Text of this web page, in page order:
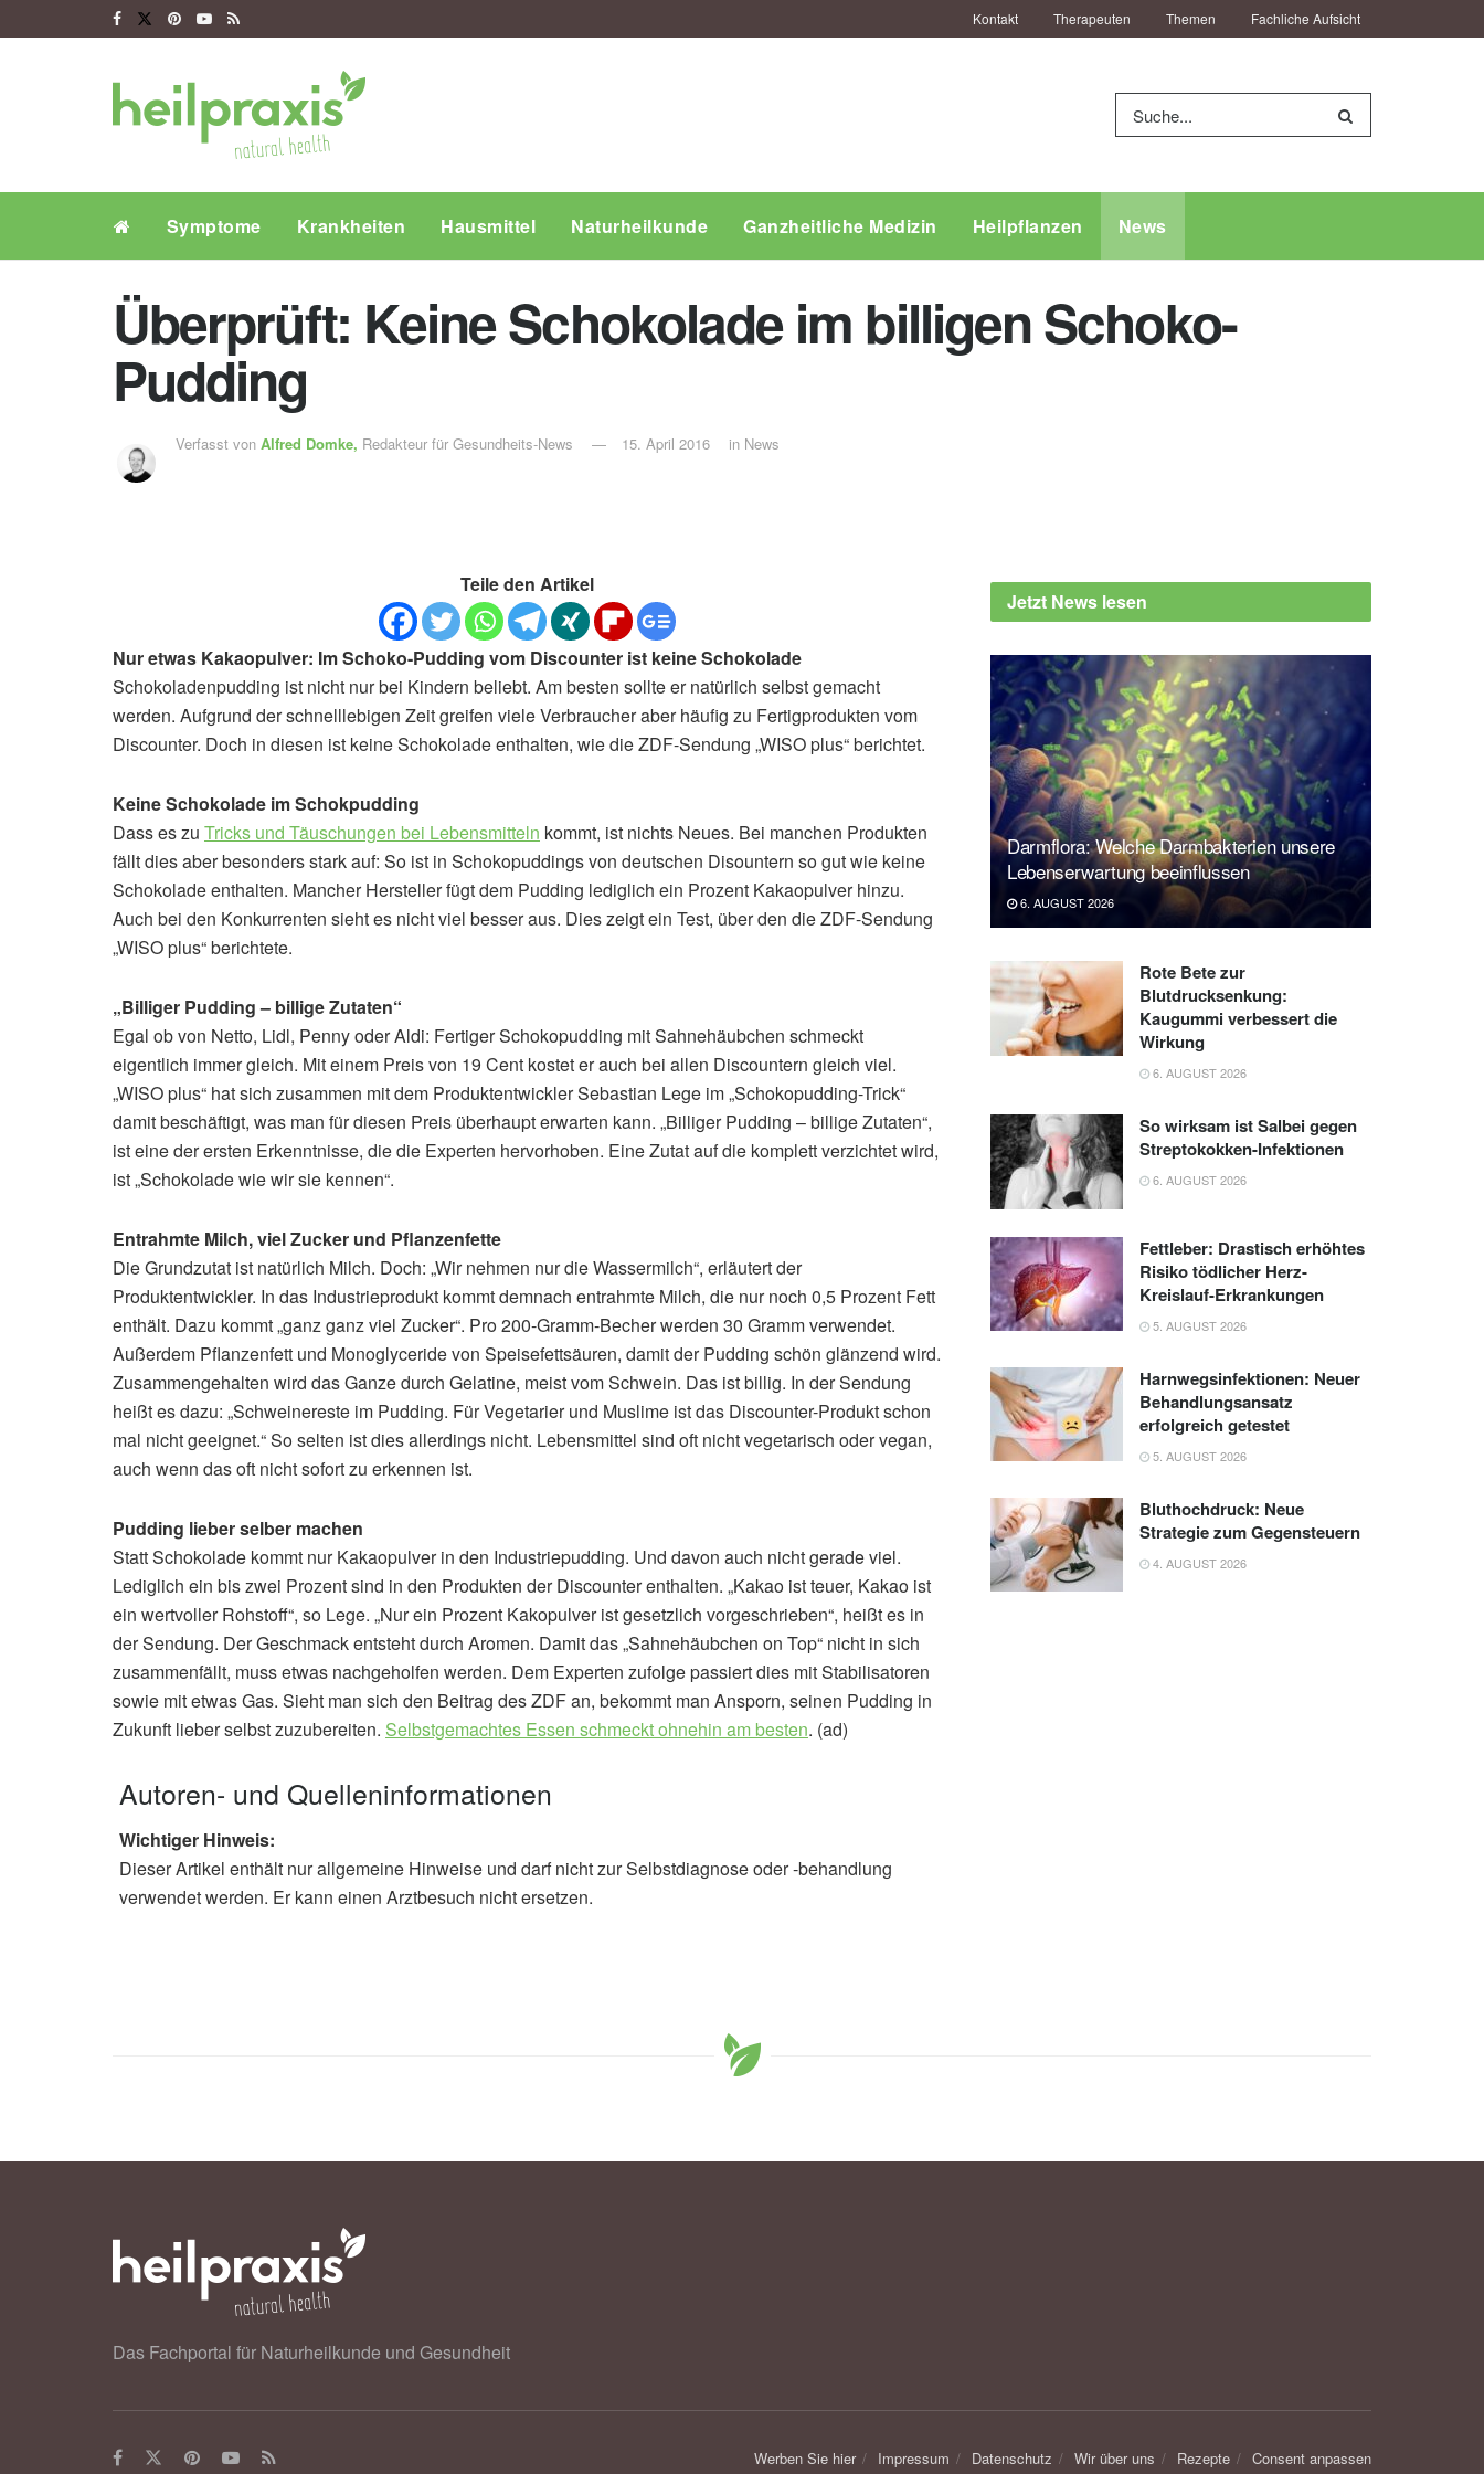
Kontakt Therapeuten Themen Fachliche Aufsicht
Symptome Krankheiten Hausmittel Naturheilkunde Ganzheitliche Medizin Heilpflanzen News
Überprüft: Keine Schokolade im billigen Schoko-
Pudding
Verfasst von Alfred Domke, Redakteur für Gesundheits-News 15. April 2016 in News
Teile den Artikel
Nur etwas Kakaopulver: Im Schoko-Pudding vom Discounter ist keine Schokolade
Schokoladenpudding ist nicht nur bei Kindern beliebt. Am besten sollte er natürlich selbst gemacht
werden. Aufgrund der schnelllebigen Zeit greifen viele Verbraucher aber häufig zu Fertigprodukten vom
Discounter. Doch in diesen ist keine Schokolade enthalten, wie die ZDF-Sendung „WISO plus“ berichtet.
Keine Schokolade im Schokpudding
Dass es zu Tricks und Täuschungen bei Lebensmitteln kommt, ist nichts Neues. Bei manchen Produkten
fällt dies aber besonders stark auf: So ist in Schokopuddings von deutschen Disountern so gut wie keine
Schokolade enthalten. Mancher Hersteller fügt dem Pudding lediglich ein Prozent Kakaopulver hinzu.
Auch bei den Konkurrenten sieht es nicht viel besser aus. Dies zeigt ein Test, über den die ZDF-Sendung
„WISO plus“ berichtete.
„Billiger Pudding – billige Zutaten“
Egal ob von Netto, Lidl, Penny oder Aldi: Fertiger Schokopudding mit Sahnehäubchen schmeckt
eigentlich immer gleich. Mit einem Preis von 19 Cent kostet er auch bei allen Discountern gleich viel.
„WISO plus“ hat sich zusammen mit dem Produktentwickler Sebastian Lege im „Schokopudding-Trick“
damit beschäftigt, was man für diesen Preis überhaupt erwarten kann. „Billiger Pudding – billige Zutaten“,
ist eine der ersten Erkenntnisse, die die Experten hervorhoben. Eine Zutat auf die komplett verzichtet wird,
ist „Schokolade wie wir sie kennen“.
Entrahmte Milch, viel Zucker und Pflanzenfette
Die Grundzutat ist natürlich Milch. Doch: „Wir nehmen nur die Wassermilch“, erläutert der
Produktentwickler. In das Industrieprodukt kommt demnach entrahmte Milch, die nur noch 0,5 Prozent Fett
enthält. Dazu kommt „ganz ganz viel Zucker“. Pro 200-Gramm-Becher werden 30 Gramm verwendet.
Außerdem Pflanzenfett und Monoglyceride von Speisefettsäuren, damit der Pudding schön glänzend wird.
Zusammengehalten wird das Ganze durch Gelatine, meist vom Schwein. Das ist billig. In der Sendung
heißt es dazu: „Schweinereste im Pudding. Für Vegetarier und Muslime ist das Discounter-Produkt schon
mal nicht geeignet.“ So selten ist dies allerdings nicht. Lebensmittel sind oft nicht vegetarisch oder vegan,
auch wenn das oft nicht sofort zu erkennen ist.
Pudding lieber selber machen
Statt Schokolade kommt nur Kakaopulver in den Industriepudding. Und davon auch nicht gerade viel.
Lediglich ein bis zwei Prozent sind in den Produkten der Discounter enthalten. „Kakao ist teuer, Kakao ist
ein wertvoller Rohstoff“, so Lege. „Nur ein Prozent Kakopulver ist gesetzlich vorgeschrieben“, heißt es in
der Sendung. Der Geschmack entsteht durch Aromen. Damit das „Sahnehäubchen on Top“ nicht in sich
zusammenfällt, muss etwas nachgeholfen werden. Dem Experten zufolge passiert dies mit Stabilisatoren
sowie mit etwas Gas. Sieht man sich den Beitrag des ZDF an, bekommt man Ansporn, seinen Pudding in
Zukunft lieber selbst zuzubereiten. Selbstgemachtes Essen schmeckt ohnehin am besten. (ad)
Autoren- und Quelleninformationen
Wichtiger Hinweis:
Dieser Artikel enthält nur allgemeine Hinweise und darf nicht zur Selbstdiagnose oder -behandlung
verwendet werden. Er kann einen Arztbesuch nicht ersetzen.
Jetzt News lesen
Darmflora: Welche Darmbakterien unsere
Lebenserwartung beeinflussen
6. AUGUST 2026
Rote Bete zur
Blutdrucksenkung:
Kaugummi verbessert die
Wirkung
6. AUGUST 2026
So wirksam ist Salbei gegen
Streptokokken-Infektionen
6. AUGUST 2026
Fettleber: Drastisch erhöhtes
Risiko tödlicher Herz-
Kreislauf-Erkrankungen
5. AUGUST 2026
Harnwegsinfektionen: Neuer
Behandlungsansatz
erfolgreich getestet
5. AUGUST 2026
Bluthochdruck: Neue
Strategie zum Gegensteuern
4. AUGUST 2026
Das Fachportal für Naturheilkunde und Gesundheit
Werben Sie hier Impressum Datenschutz Wir über uns Rezepte Consent anpassen